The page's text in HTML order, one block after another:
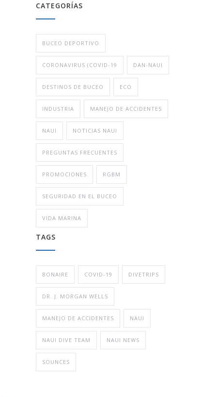
CATEGORÍAS
BUCEO DEPORTIVO
CORONAVIRUS (COVID-19 DAN-NAUI
DESTINOS DE BUCEO ECO
INDUSTRIA MANEJO DE ACCIDENTES
NAUI NOTICIAS NAUI
PREGUNTAS FRECUENTES
PROMOCIONES RGBM
SEGURIDAD EN EL BUCEO
VIDA MARINA
TAGS
BONAIRE COVID-19 DIVETRIPS
DR. J. MORGAN WELLS
MANEJO DE ACCIDENTES NAUI
NAUI DIVE TEAM NAUI NEWS
SOUNCES